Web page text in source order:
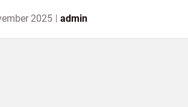
2025 admin